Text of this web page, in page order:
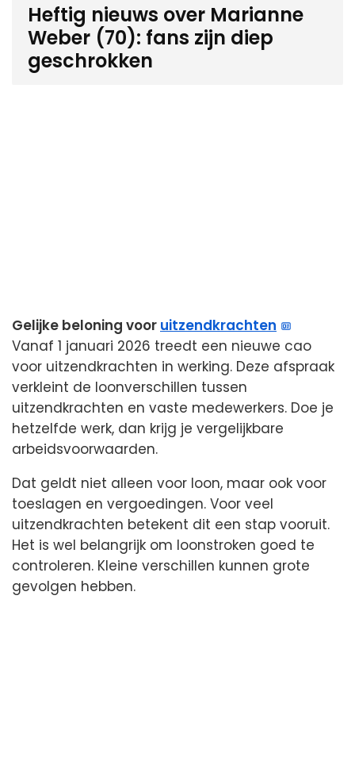
Heftig nieuws over Marianne
Weber (70): fans zijn diep
geschrokken
Gelijke beloning voor uitzendkrachten
Vanaf 1 januari 2026 treedt een nieuwe cao
voor uitzendkrachten in werking. Deze afspraak
verkleint de loonverschillen tussen
uitzendkrachten en vaste medewerkers. Doe je
hetzelfde werk, dan krijg je vergelijkbare
arbeidsvoorwaarden.
Dat geldt niet alleen voor loon, maar ook voor
toeslagen en vergoedingen. Voor veel
uitzendkrachten betekent dit een stap vooruit.
Het is wel belangrijk om loonstroken goed te
controleren. Kleine verschillen kunnen grote
gevolgen hebben.